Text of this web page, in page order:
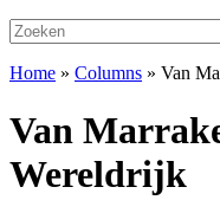
Zoeken
naar:
Home » Columns » Van
Van
Wereldrijk